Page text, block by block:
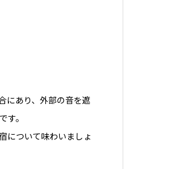
にあり、外部の音を遮
。
について味わいましょ